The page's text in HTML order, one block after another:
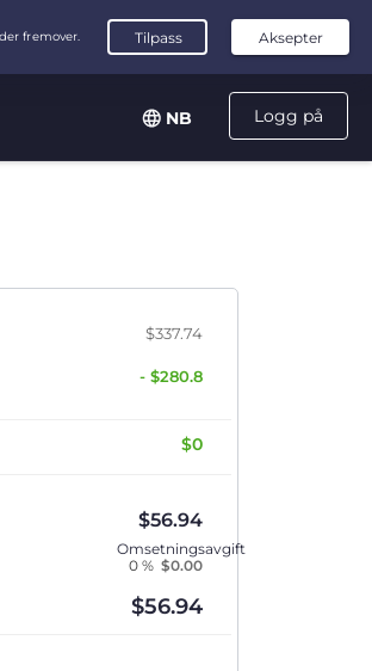
Logg på
NB
$337.74
- $280.8
$0
$56.94
Omsetningsavgift
0 % $0.00
$56.94